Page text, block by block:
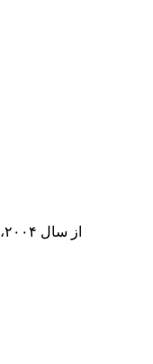
از سال ۲۰۰۴، بیش از ۱۵۰ کشور و بیش از ۲۰۰۰۰ کاربر